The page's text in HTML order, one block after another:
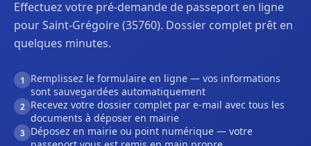
Effectuez votre pré-demande de passeport en ligne
pour Saint-Grégoire (35760). Dossier complet prêt en
quelques minutes.
1
Remplissez le formulaire en ligne — vos informations
sont sauvegardées automatiquement
2 Recevez votre dossier complet par e-mail avec tous les
documents à déposer en mairie
3 Déposez en mairie ou point numérique — votre